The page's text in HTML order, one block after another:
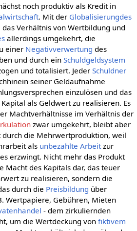
noch produktiv als Kredit in
. Mit der Globalisierungdes
Verhältnis von Wertbildung und
allerdings umgekehrt, die
einer Negativverwertung des
und durch einSchuldgeldsystem
und totalisiert. JederSchuldner
seiner Geldaufnahme
einzulösen und das
als Geldwert zu realisieren. Es
Machtverhältnisse im Verhältnis der
zwar umgekehrt, bleibt aber
die Mehrwertproduktion, weil
als unbezahlte Arbeitzur
erzwingt. Nicht mehr das Produkt
Macht des Kapitals dar, das teuer
zu realisieren, sondern die
durch die Preisbildung über
Wertpapiere, Gebühren, Mieten
- dem zirkuliernden
um die Wertdeckung von fiktivem